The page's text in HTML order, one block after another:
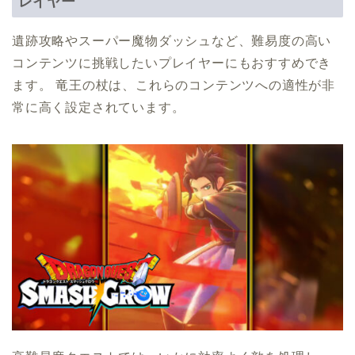
遺跡攻略やスーパー魔物ダッシュなど、難易度の高い
コンテンツに挑戦したいプレイヤーにもおすすめでき
ます。 竜王の杖は、これらのコンテンツへの適性が非
常に高く設定されています。